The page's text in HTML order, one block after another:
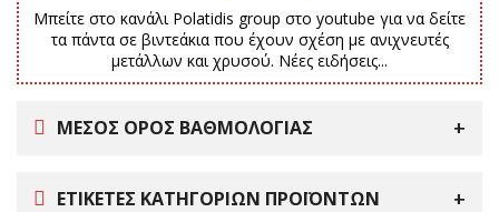
Μπείτε στο κανάλι Polatidis group στο youtube για να δείτε
τα πάντα σε βιντεάκια που έχουν σχέση με ανιχνευτές
μετάλλων και χρυσού. Νέες ειδήσεις...
ΜΕΣΟΣ ΟΡΟΣ ΒΑΘΜΟΛΟΓΙΑΣ
ΕΤΙΚΈΤΕΣ ΚΑΤΗΓΟΡΙΏΝ ΠΡΟΪΌΝΤΩΝ